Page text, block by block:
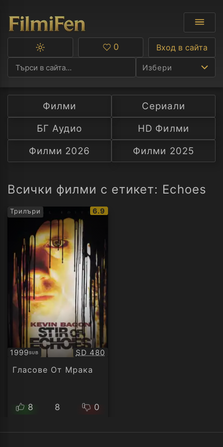
Избери
Ф
С
А
Превключване
тъмна
тема
Любими
0 Вход в сайта
Филми
Сериали
БГ Аудио
HD Филми
Филми 2026
Филми 2025
Всички филми с етикет: Echoes
Трилъри
IMDb
6.9
1999SUB
Субтитри Качество:
SD 480
Гласове От Мрака
8 8 0